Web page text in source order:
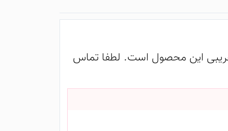
این محصول است. لطفا تماس